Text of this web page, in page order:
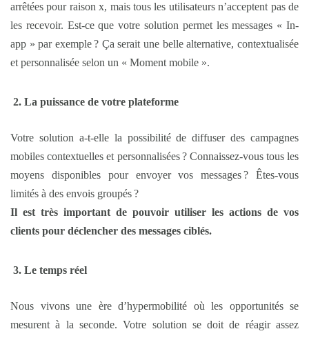
arrêtées pour raison x, mais tous les utilisateurs n’acceptent pas de
les recevoir. Est-ce que votre solution permet les messages « In-
app » par exemple ? Ça serait une belle alternative, contextualisée
et personnalisée selon un « Moment mobile ».
La puissance de votre plateforme
Votre solution a-t-elle la possibilité de diffuser des campagnes
mobiles contextuelles et personnalisées ? Connaissez-vous tous les
moyens disponibles pour envoyer vos messages ? Êtes-vous
limités à des envois groupés ?
Il est très important de pouvoir utiliser les actions de vos
clients pour déclencher des messages ciblés.
Le temps réel
Nous vivons une ère d’hypermobilité où les opportunités se
mesurent à la seconde. Votre solution se doit de réagir assez